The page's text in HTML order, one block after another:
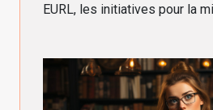
EURL, les initiatives pour la